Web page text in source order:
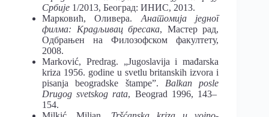
Србије 1/2013, Београд: ИНИС, 2013.
Марковић, Оливера. Анатомија једног
филма: Крадљивац бресака, Мастер рад,
Одбрањен на Филозофском факултету,
2008.
Marković, Predrag. „Jugoslavija i mađarska
kriza 1956. godine u svetlu britanskih izvora i
pisanja beogradske štampe”. Balkanposle
Drugog svetskog rata, Beograd 1996, 143–
154.